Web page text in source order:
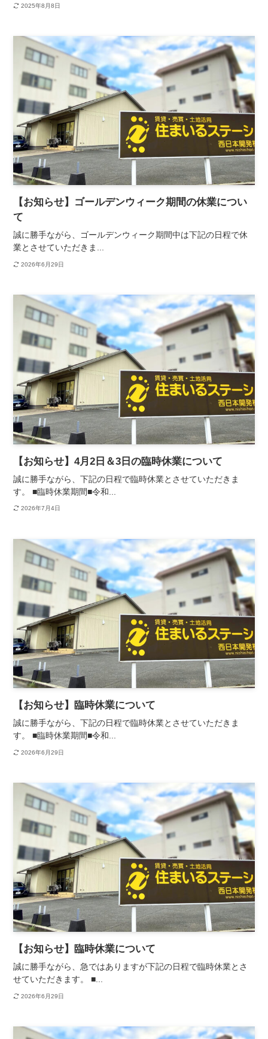
2025年8月8日
【お知らせ】ゴールデンウィーク期間の休業につい
て
誠に勝手ながら、ゴールデンウィーク期間中は下記の日程で休
業とさせていただきま...
2026年6月29日
【お知らせ】4月2日＆3日の臨時休業について
誠に勝手ながら、下記の日程で臨時休業とさせていただきま
す。 ■臨時休業期間■令和...
2026年7月4日
【お知らせ】臨時休業について
誠に勝手ながら、下記の日程で臨時休業とさせていただきま
す。 ■臨時休業期間■令和...
2026年6月29日
【お知らせ】臨時休業について
誠に勝手ながら、急ではありますが下記の日程で臨時休業とさ
せていただきます。 ■...
2026年6月29日